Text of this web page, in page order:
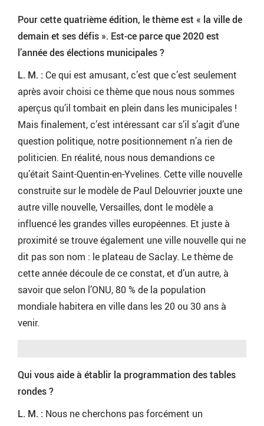
Pour cette quatrième édition, le thème est « la ville de
demain et ses défis ». Est-ce parce que 2020 est
l’année des élections municipales ?
L. M. : Ce qui est amusant, c’est que c’est seulement
après avoir choisi ce thème que nous nous sommes
aperçus qu’il tombait en plein dans les municipales !
Mais finalement, c’est intéressant car s’il s’agit d’une
question politique, notre positionnement n’a rien de
politicien. En réalité, nous nous demandions ce
qu’était Saint-Quentin-en-Yvelines. Cette ville nouvelle
construite sur le modèle de Paul Delouvrier jouxte une
autre ville nouvelle, Versailles, dont le modèle a
influencé les grandes villes européennes. Et juste à
proximité se trouve également une ville nouvelle qui ne
dit pas son nom : le plateau de Saclay. Le thème de
cette année découle de ce constat, et d’un autre, à
savoir que selon l’ONU, 80 % de la population
mondiale habitera en ville dans les 20 ou 30 ans à
venir.
Qui vous aide à établir la programmation des tables
rondes ?
L. M. : Nous ne cherchons pas forcément un